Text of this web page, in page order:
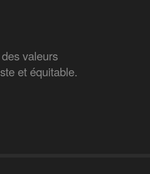
valeurs
et équitable.